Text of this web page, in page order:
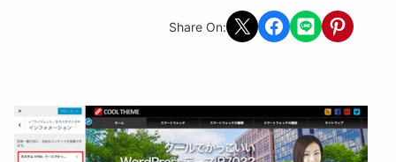
Share On: Share on X Share on Facebook
Share on LINEShare on